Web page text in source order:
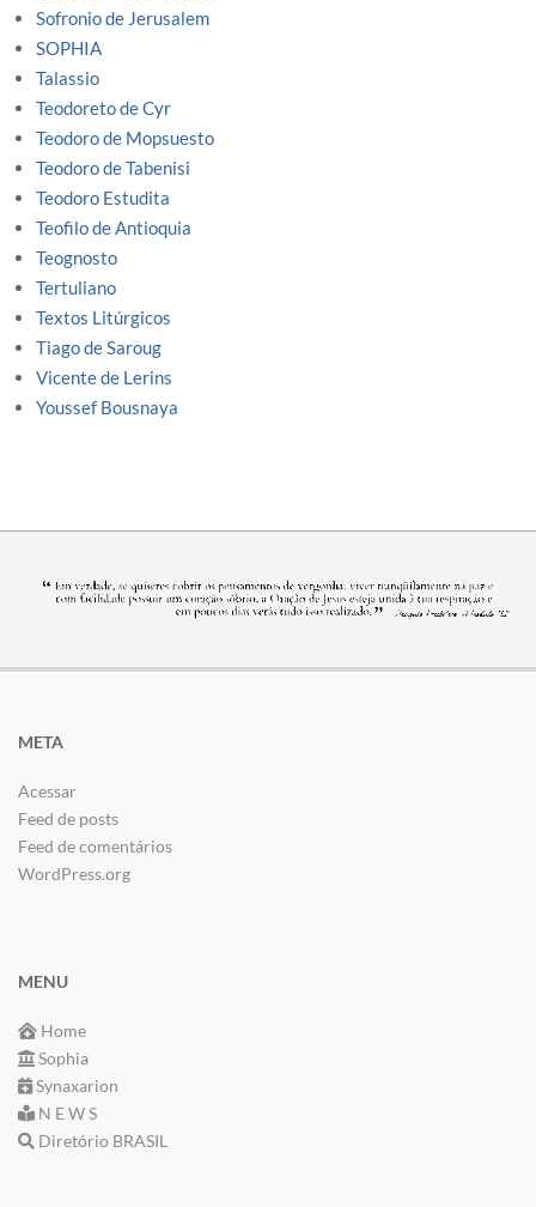
Sofronio de Jerusalem
SOPHIA
Talassio
Teodoreto de Cyr
Teodoro de Mopsuesto
Teodoro de Tabenisi
Teodoro Estudita
Teofilo de Antioquia
Teognosto
Tertuliano
Textos Litúrgicos
Tiago de Saroug
Vicente de Lerins
Youssef Bousnaya
META
Acessar
Feed de posts
Feed de comentários
WordPress.org
MENU
Home
Sophia
Synaxarion
N E W S
Diretório BRASIL